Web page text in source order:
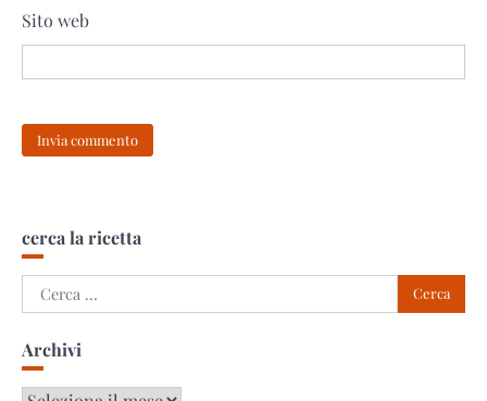
Sito web
cerca la ricetta
Ricerca
per:
Archivi